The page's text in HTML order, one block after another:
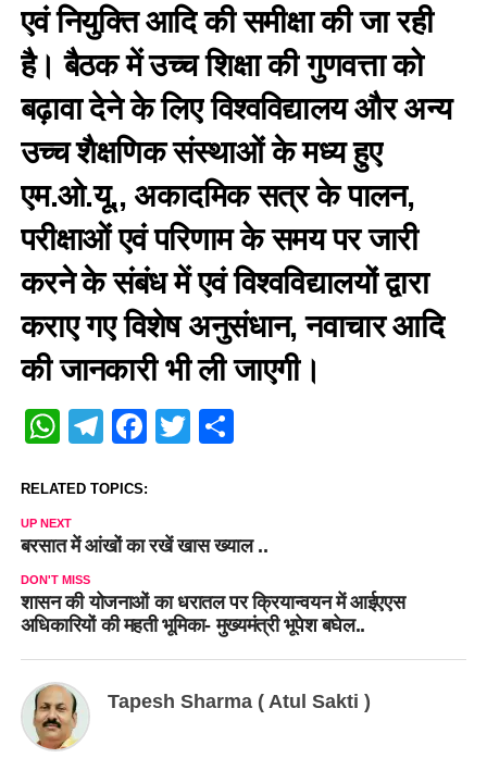
एवं नियुक्ति आदि की समीक्षा की जा रही
है। बैठक में उच्च शिक्षा की गुणवत्ता को
बढ़ावा देने के लिए विश्वविद्यालय और अन्य
उच्च शैक्षणिक संस्थाओं के मध्य हुए
एम.ओ.यू., अकादमिक सत्र के पालन,
परीक्षाओं एवं परिणाम के समय पर जारी
करने के संबंध में एवं विश्वविद्यालयों द्वारा
कराए गए विशेष अनुसंधान, नवाचार आदि
की जानकारी भी ली जाएगी।
WhatsApp
Telegram
Facebook
Twitter
Share
RELATED TOPICS:
UP NEXT
बरसात में आंखों का रखें खास ख्याल ..
DON'T MISS
शासन की योजनाओं का धरातल पर क्रियान्वयन में आईएएस
अधिकारियों की महती भूमिका- मुख्यमंत्री भूपेश बघेल..
Tapesh Sharma ( Atul Sakti )